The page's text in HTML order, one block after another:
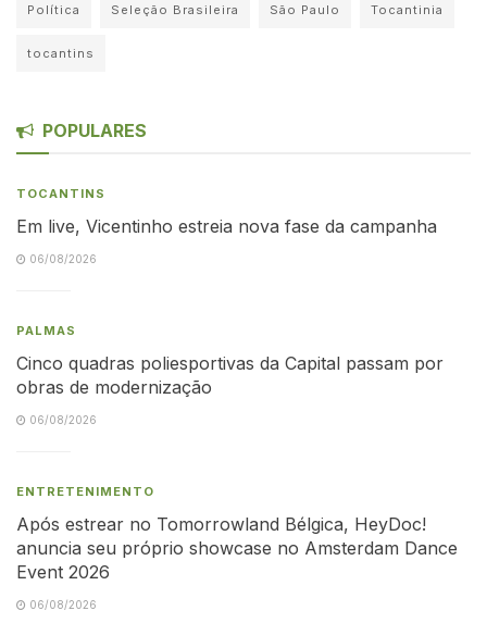
Política Seleção Brasileira São Paulo Tocantinia
tocantins
POPULARES
TOCANTINS
Em live, Vicentinho estreia nova fase da campanha
06/08/2026
PALMAS
Cinco quadras poliesportivas da Capital passam por
obras de modernização
06/08/2026
ENTRETENIMENTO
Após estrear no Tomorrowland Bélgica, HeyDoc!
anuncia seu próprio showcase no Amsterdam Dance
Event 2026
06/08/2026